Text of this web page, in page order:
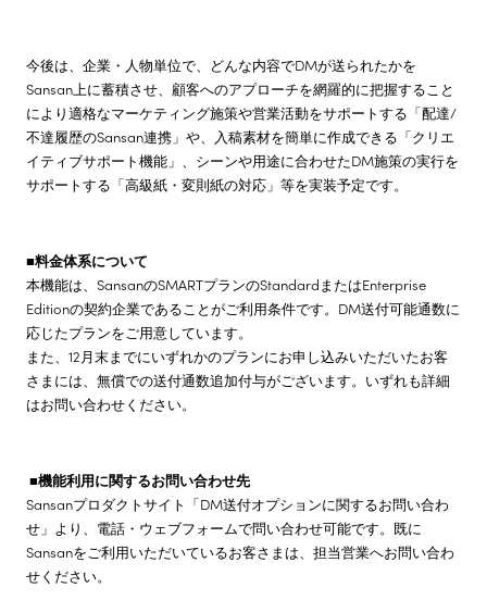
今後は、企業・人物単位で、どんな内容でDMが送られたかを
Sansan上に蓄積させ、顧客へのアプローチを網羅的に把握すること
により適格なマーケティング施策や営業活動をサポートする「配達/
不達履歴のSansan連携」や、入稿素材を簡単に作成できる「クリエ
イティブサポート機能」、シーンや用途に合わせたDM施策の実行を
サポートする「高級紙・変則紙の対応」等を実装予定です。
■料金体系について
本機能は、SansanのSMARTプランのStandardまたはEnterprise
Editionの契約企業であることがご利用条件です。DM送付可能通数に
応じたプランをご用意しています。
また、12月末までにいずれかのプランにお申し込みいただいたお客
さまには、無償での送付通数追加付与がございます。いずれも詳細
はお問い合わせください。
■機能利用に関するお問い合わせ先
Sansanプロダクトサイト「DM送付オプションに関するお問い合わ
せ」より、電話・ウェブフォームで問い合わせ可能です。既に
Sansanをご利用いただいているお客さまは、担当営業へお問い合わ
せください。